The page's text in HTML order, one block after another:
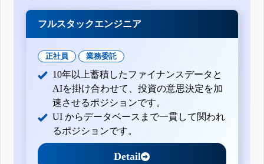
フルスタックエンジニア
正社員 業務委託
10年以上蓄積したファイナンスデータと
AIを掛け合わせて、投資の意思決定を加
速させるポジションです。
UI からデータベースまで一貫して関われ
るポジションです。
Detail